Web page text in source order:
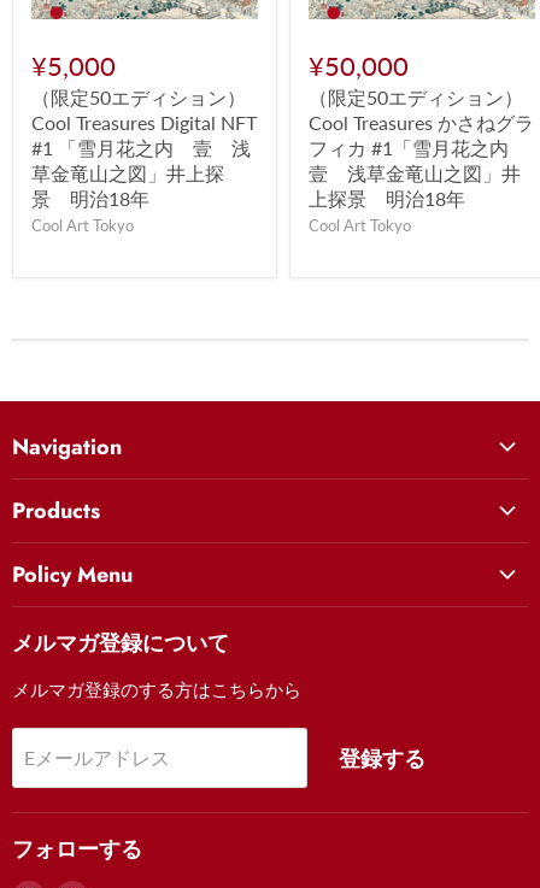
¥5,000
（限定50エディション）
Cool Treasures Digital NFT
#1 「雪月花之内 壹 浅
草金竜山之図」井上探
景 明治18年
Cool Art Tokyo
¥50,000
（限定50エディション）
Cool Treasures かさねグラ
フィカ #1「雪月花之内
壹 浅草金竜山之図」井
上探景 明治18年
Cool Art Tokyo
Navigation
Cool Art Tokyo Houseプロジェクトについて
クールアート東京を知る
Movie
FAQ
Products
妖怪
祭り
額装について
Policy Menu
Contact Us (English)
FAQ
お支払い・注文について
配送・返品について
特定商取引法に基づく表記
メルマガ登録について
メルマガ登録のする方はこちらから
Eメールアドレス 登録する
フォローする